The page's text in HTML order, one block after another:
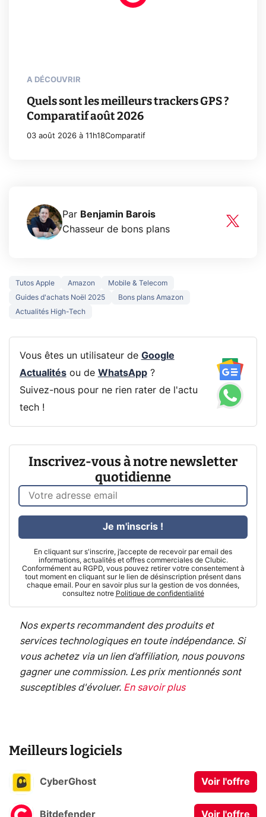
A DÉCOUVRIR
Quels sont les meilleurs trackers GPS ?
Comparatif août 2026
03 août 2026 à 11h18Comparatif
Par Benjamin Barois
Chasseur de bons plans
Tutos Apple Amazon
Mobile & Telecom
Guides d'achats Noël 2025
Bons plans Amazon
Actualités High-Tech
Vous êtes un utilisateur de Google
Actualitésou de WhatsApp?
Suivez-nous pour ne rien rater de l'actu
tech !
Inscrivez-vous à notre newsletter
quotidienne
En cliquant sur s'inscrire, j’accepte de recevoir par email des
informations, actualités et offres commerciales de Clubic.
Conformément au RGPD, vous pouvez retirer votre consentement à
tout moment en cliquant sur le lien de désinscription présent dans
chaque email. Pour en savoir plus sur la gestion de vos données,
consultez notre Politique de confidentialité
Je m'inscris !
Nos experts recommandent des produits et
services technologiques en toute indépendance. Si
vous achetez via un lien d’affiliation, nous pouvons
gagner une commission. Les prix mentionnés sont
susceptibles d'évoluer. En savoir plus
Meilleurs logiciels
CyberGhost Voir l'offre
Bitdefender Voir l'offre